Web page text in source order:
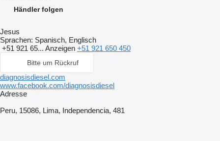
Händler folgen
Jesus
Sprachen: Spanisch, Englisch
+51 921 65... Anzeigen +51 921 650 450
Bitte um Rückruf
diagnosisdiesel.com
www.facebook.com/diagnosisdiesel
Adresse
Peru, 15086, Lima, Independencia, 481